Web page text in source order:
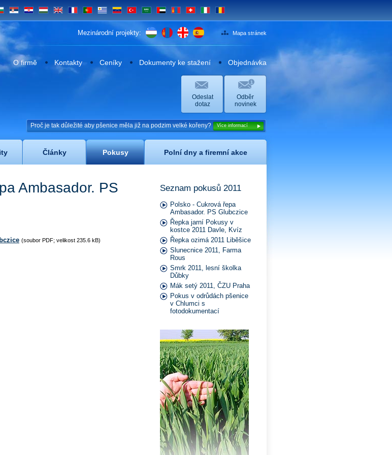
SRB HR HU EN PT UY VE TR SA UAE MN CH
Mezinárodní projekty: Mapa stránek
O firmě Kontakty Ceníky Dokumenty ke stažení Objednávka
Odeslat
dotaz
Odběr
novinek
Proč je tak důležité aby pšenice měla již na podzim velké kořeny? Více informací
Články Pokusy Polní dny a firemní akce
Seznam pokusů 2011
Polsko - Cukrová řepa
Ambasador. PS Glubczice
Řepka jarní Pokusy v
kostce 2011 Davle, Kvíz
Řepka ozimá 2011 Liběšice
Slunecnice 2011, Farma
Rous
Smrk 2011, lesní školka
Důbky
Mák setý 2011, ČZU Praha
Pokus v odrůdách pšenice
v Chlumci s
fotodokumentací
Ambasador. PS
(soubor PDF; velikost 235.6 kB)